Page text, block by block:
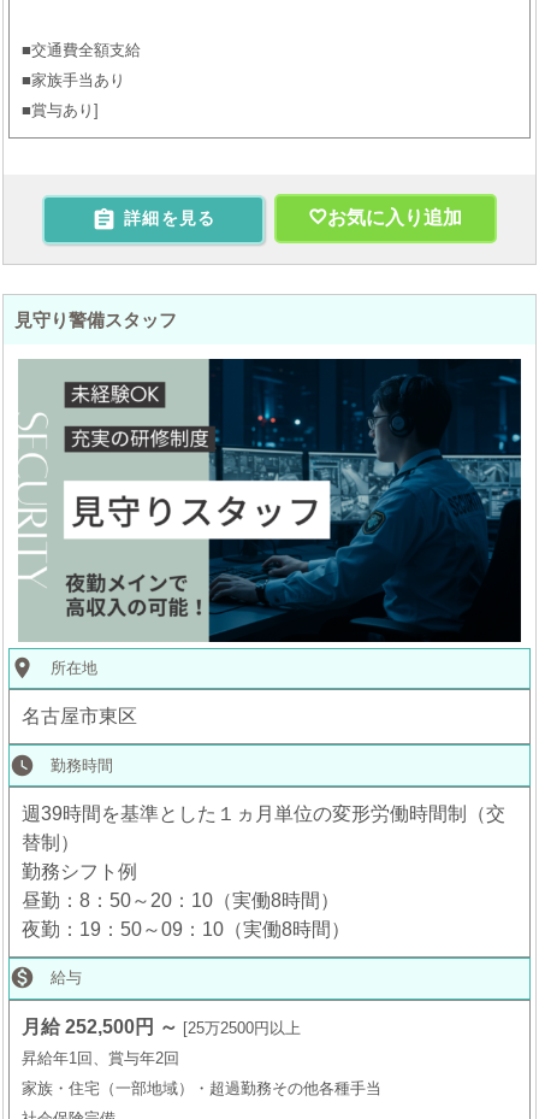
■交通費全額支給
■家族手当あり
■賞与あり
 詳細を見る お気に入り追加
見守り警備スタッフ
place 所在地
名古屋市東区
watch_later 勤務時間
週39時間を基準とした１ヵ月単位の変形労働時間制（交
替制）
勤務シフト例
昼勤：8：50～20：10（実働8時間）
夜勤：19：50～09：10（実働8時間）
 給与
月給 252,500円 ～
25万2500円以上
昇給年1回、賞与年2回
家族・住宅（一部地域）・超過勤務その他各種手当